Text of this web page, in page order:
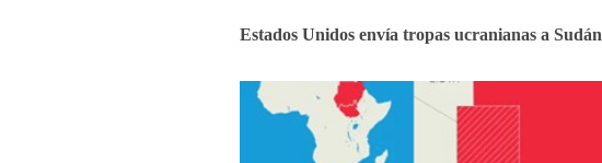
Estados Unidos envía tropas ucranianas a Sudán